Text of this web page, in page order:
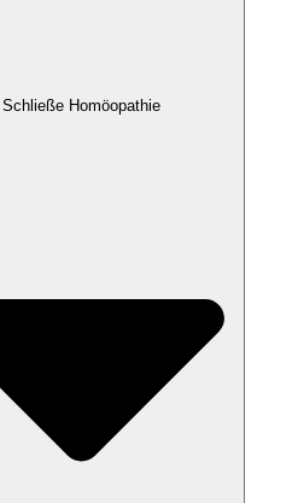
Schließe Homöopathie